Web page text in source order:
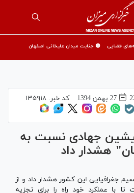
قضایی 🟡 جنایت میدان علیخانی اصفهان
27 بهمن 1394 کد خبر: ۱۳۵۹۱۸
جهادی نسبت به
هشدار داد
جغرافیایی این کشور هشدار داد و از
تا با عملکرد خود راه را برای تجزیه